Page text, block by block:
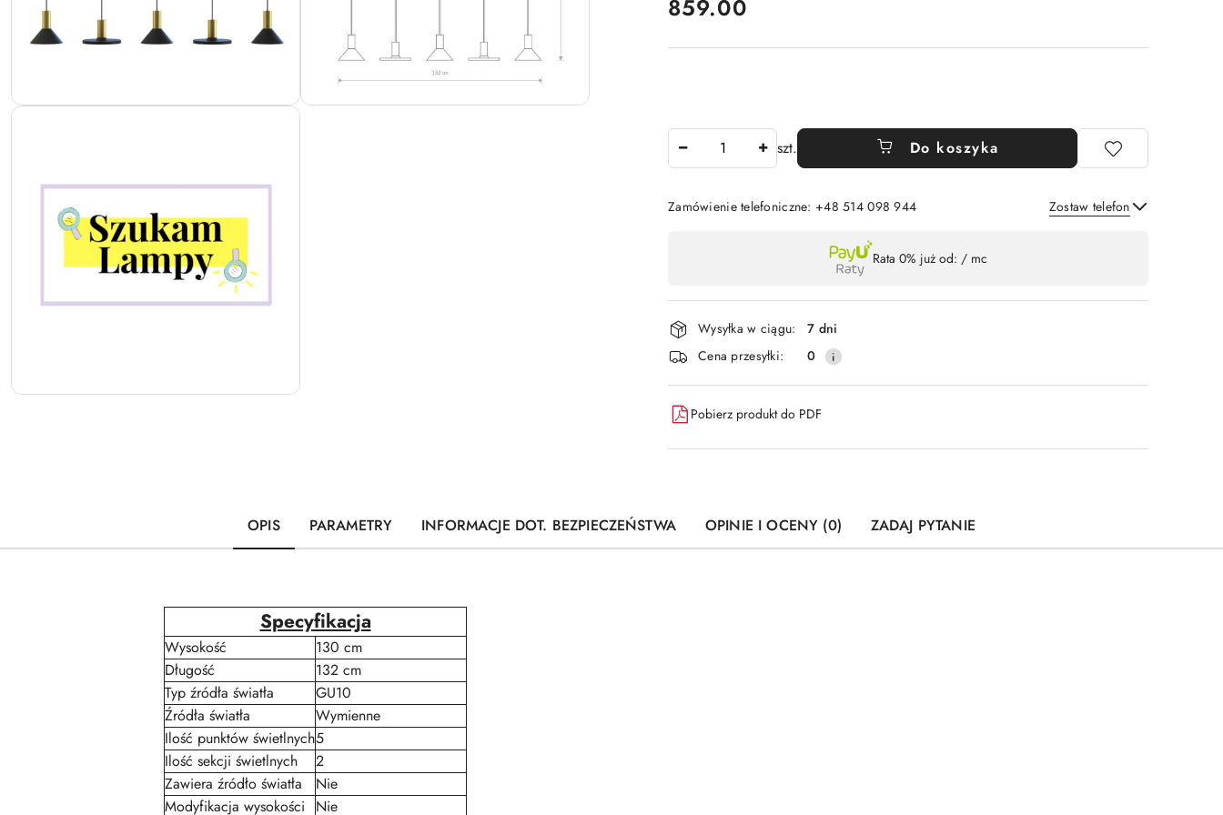
cena:
859.00
szt. Do koszyka
Zamówienie telefoniczne: +48 514 098 944 Zostaw telefon
płatność
i
dostawa
Rata 0% już od: / mc
Wysyłka w ciągu:
7 dni
Cena przesyłki:
0
Pobierz produkt do PDF
OPIS PARAMETRY INFORMACJE DOT. BEZPIECZEŃSTWA OPINIE I OCENY (0) ZADAJ PYTANIE
Specyfikacja
Wysokość
130 cm
Długość
132 cm
Typ źródła światła
GU10
Źródła światła
Wymienne
Ilość punktów świetlnych5
Ilość sekcji świetlnych
2
Zawiera źródło światła
Nie
Modyfikacja wysokości
Nie